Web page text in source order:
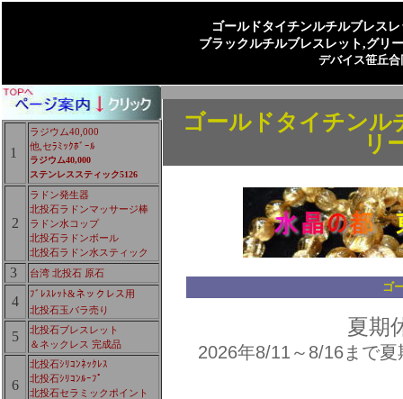
ゴールドタイチンルチルブレス
ブラックルチルブレスレット,グリ
デバイス笹丘合
1
ラジウム40,000
他,セﾗﾐｯｸﾎﾞｰﾙ
ラジウム40,000
ステンレススティック5126
2
ラドン発生器
北投石ラドンマッサージ棒
ラドン水コップ
北投石ラドンボール
北投石ラドン水スティック
3 台湾 北投石 原石
4
ﾌﾞﾚｽﾚｯﾄ&ネックレス用
北投石玉バラ売り
5
北投石ブレスレット
＆ネックレス 完成品
6
北投石ｼﾘｺﾝﾈｯｸﾚｽ
北投石ｼﾘｺﾝﾙｰﾌﾟ
北投石セラミックポイント
ゴールドタイチンル
リ
ゴ
夏期
2026年8/11～8/16まで